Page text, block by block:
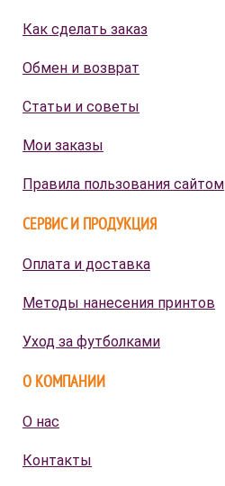
Как сделать заказ
Обмен и возврат
Статьи и советы
Мои заказы
Правила пользования сайтом
СЕРВИС И ПРОДУКЦИЯ
Оплата и доставка
Методы нанесения принтов
Уход за футболками
О КОМПАНИИ
О нас
Контакты